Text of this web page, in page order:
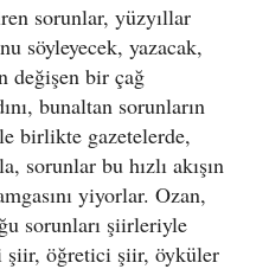
sorunlar, yüzyıllar
söyleyecek, yazacak,
değişen bir çağ
bunaltan sorunların
birlikte gazetelerde,
sorunlar bu hızlı akışın
yiyorlar. Ozan,
sorunları şiirleriyle
şiir, öğretici şiir, öyküler